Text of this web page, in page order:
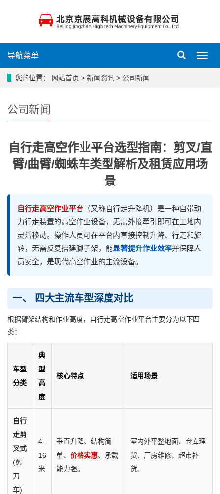
导
导航菜单
您的位置： 网站首页 > 新闻资讯 > 公司新闻
公司新闻
自行走高空作业平台选型指南：剪叉/直
臂/曲臂/蜘蛛车类型解析及租赁应用场
景
自行走高空作业平台 （又称自行走升降机）是一种自带动
力行走装置的高空作业设备，无需外接牵引即可在工地内
灵活移动。操作人员可在平台内直接控制升降、行走和旋
转，无需反复搭建脚手架，能显著提升作业效率并保障人
员安全，是现代高空作业的主流设备。
一、 四大主流车型深度对比
根据臂架结构和作业高度，自行走高空作业平台主要分为以下四
类：
车型
分类
典
型
高
度
核心特点 适用场景
自行
走剪
叉式
(剪
刀
车)
4–
16
米
垂直升降、结构简
单、 价格实惠、承载
能力强。
室内外平整地面、仓库理
货、厂房维修、超市补
货。